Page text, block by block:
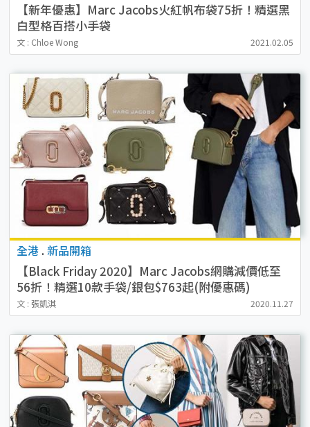
【新年優惠】Marc Jacobs火紅帆布袋75折！精選黑
白型格百搭小手袋
文 : Chloe Wong 2021.02.05
全港 . 新品開箱
【Black Friday 2020】Marc Jacobs網購減價低至
56折！精選10款手袋/銀包$763起(附優惠碼)
文 : 張凱淇 2020.11.27